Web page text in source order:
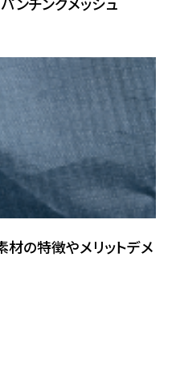
材の特徴やメリットデメ